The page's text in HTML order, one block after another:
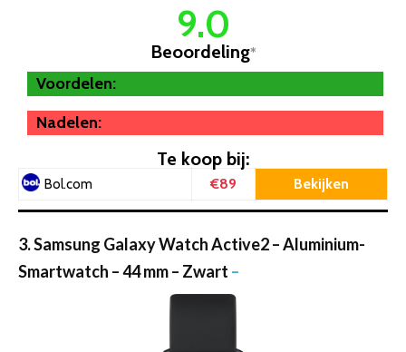
9.0
Beoordeling*
Voordelen:
Nadelen:
Te koop bij:
Bol.com €89 Bekijken
3. Samsung Galaxy Watch Active2 – Aluminium-
Smartwatch – 44 mm – Zwart –